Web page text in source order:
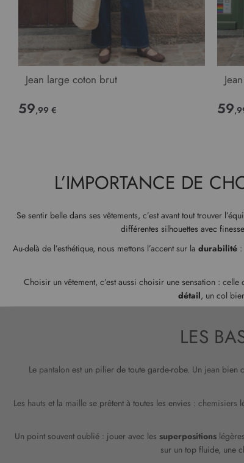
Jean large coton brut
59,99 € 59
L’IMPORTANCE DE
Se sentir belle dans ses vêtements, c’est avant tout trouver
différentes silhouettes avec
Au-delà de l’esthétique, nous mettons l’accent sur la durabilité
Choisir un vêtement, c’est aussi choisir une sensation :
détail, un col
LES
Le pantalon est un pilier de toute garde-robe. Un jean bien
Les hauts et la maillese prêtent à toutes les envies : chemisiers
Un point souvent oublié : jouer avec les superpositions
sur un top fluide, une